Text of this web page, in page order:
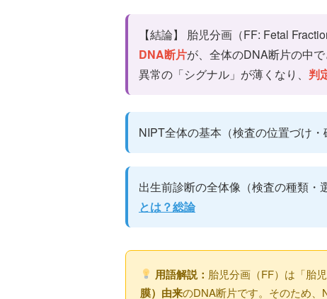
【結論】 胎児分画（FF: Fetal
DNA断片が、全体のDNA断片の中
異常の「シグナル」が薄くなり、 判
NIPT全体の基本（検査の位置づけ・
出生前診断の全体像（検査の種類・
とは？総論
用語解説： 胎児分画（FF）は「胎
膜）由来のDNA断片です。そのため